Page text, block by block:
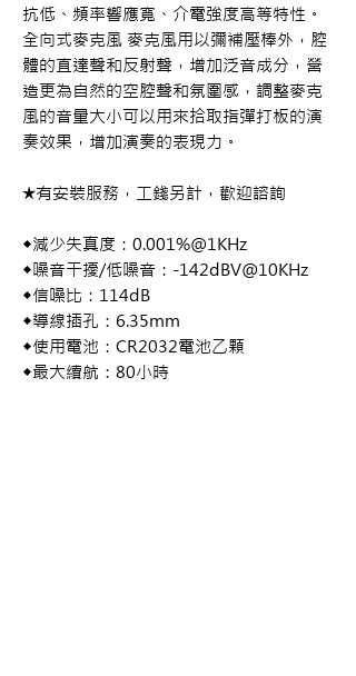
抗低、頻率響應寬、介電強度高等特性。
全向式麥克風 麥克風用以彌補壓棒外，腔
體的直達聲和反射聲，增加泛音成分，營
造更為自然的空腔聲和氛圍感，調整麥克
風的音量大小可以用來拾取指彈打板的演
奏效果，增加演奏的表現力。
★有安裝服務，工錢另計，歡迎諮詢
◆減少失真度：0.001%@1KHz
◆噪音干擾/低噪音：-142dBV@10KHz
◆信噪比：114dB
◆導線插孔：6.35mm
◆使用電池：CR2032電池乙顆
◆最大續航：80小時